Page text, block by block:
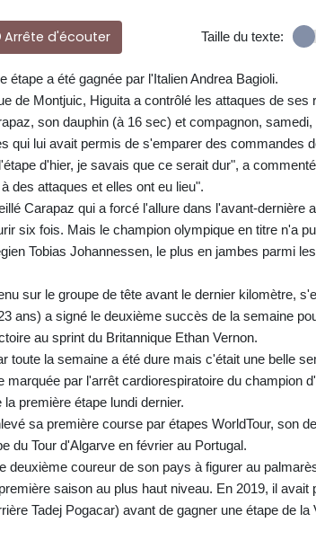
Arrête d'écouter Taille du texte:
étape a été gagnée par l'Italien Andrea Bagioli.
de Montjuic, Higuita a contrôlé les attaques de ses
son dauphin (à 16 sec) et compagnon,
qui lui avait permis de s'emparer des commandes
d'hier, je savais que ce serait dur", a
des attaques et elles ont eu lieu".
Carapaz qui a forcé l'allure dans l'avant-dernière
six fois. Mais le champion olympique en titre n'a
Tobias Johannessen, le plus en jambes parmi
sur le groupe de tête avant le dernier kilomètre,
ans) a signé le deuxième succès de la semaine
au sprint du Britannique Ethan Vernon.
toute la semaine a été dure mais c'était une belle
marquée par l'arrêt cardiorespiratoire du champion
première étape lundi dernier.
sa première course par étapes WorldTour, son
du Tour d'Algarve en février au Portugal.
deuxième coureur de son pays à figurer au
saison au plus haut niveau. En 2019, il avait
Tadej Pogacar) avant de gagner une étape de la